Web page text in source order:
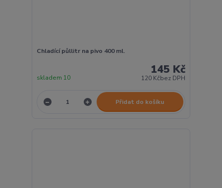
Chladící půllitr na pivo 400 ml.
145 Kč
120 Kčbez DPH
skladem 10
Přidat do košíku